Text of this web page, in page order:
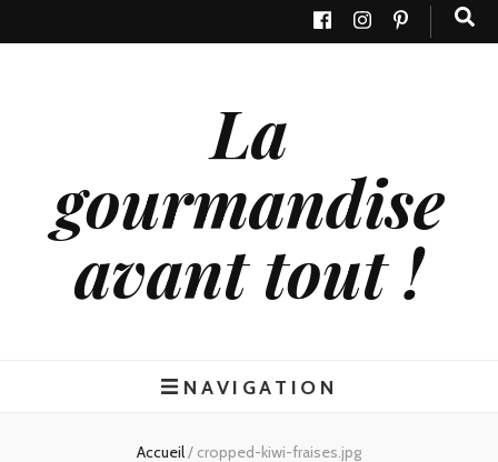
La
gourmandise
avant tout !
NAVIGATION
Accueil/ cropped-kiwi-fraises.jpg